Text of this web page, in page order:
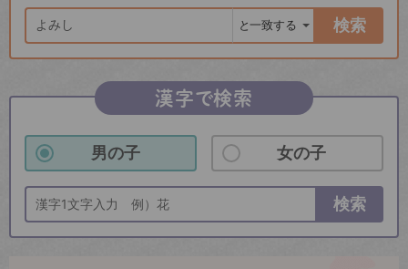
検索
漢字で検索
男の子 女の子
検索